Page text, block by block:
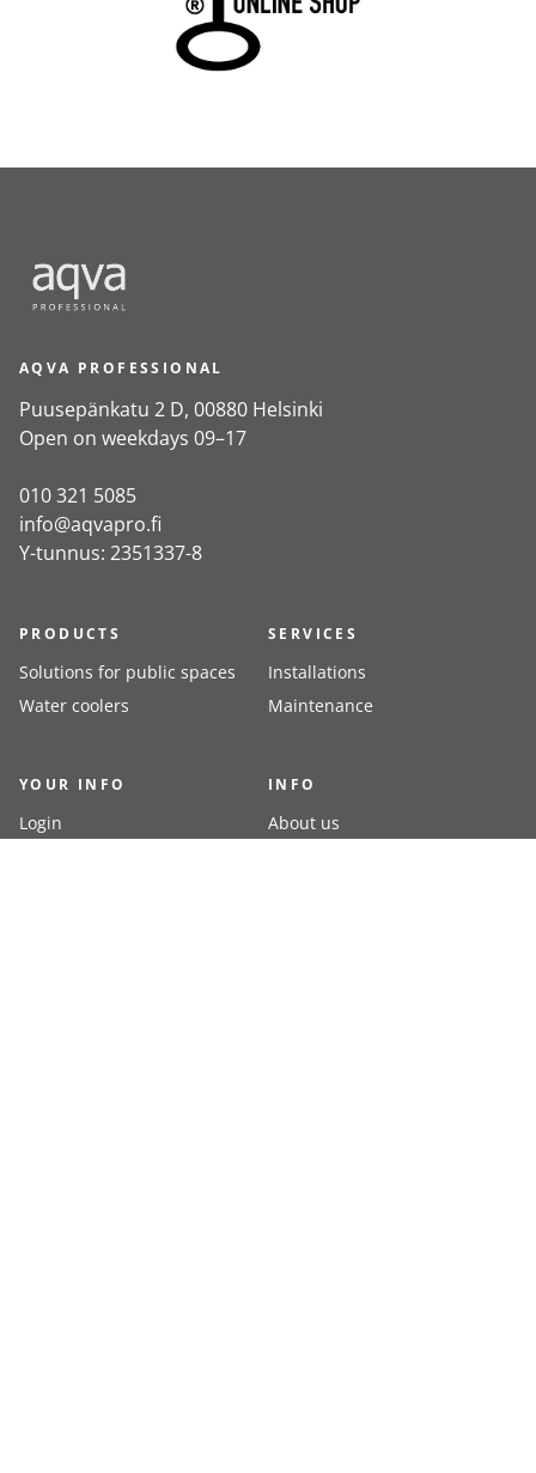
AQVA PROFESSIONAL
Puusepänkatu 2 D, 00880 Helsinki
Open on weekdays 09–17
010 321 5085
info@aqvapro.fi
Y-tunnus: 2351337-8
PRODUCTS
Solutions for public spaces
Water coolers
SERVICES
Installations
Maintenance
YOUR INFO
Login
INFO
About us